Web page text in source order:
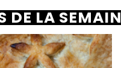
DE LA